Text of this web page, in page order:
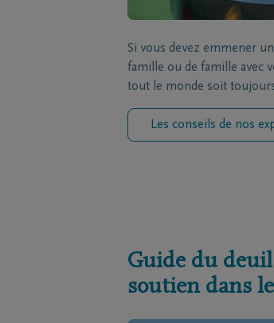
Si vous devez emmener
famille ou de famille avec
tout le monde soit
Les conseils de nos
Guide du
soutien dans